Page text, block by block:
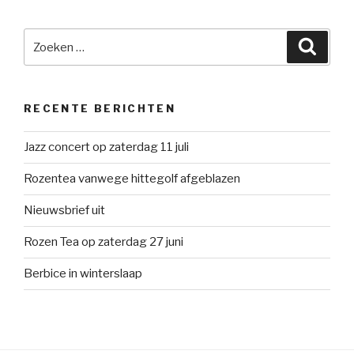
naar:
RECENTE BERICHTEN
Jazz concert op zaterdag 11 juli
Rozentea vanwege hittegolf afgeblazen
Nieuwsbrief uit
Rozen Tea op zaterdag 27 juni
Berbice in winterslaap